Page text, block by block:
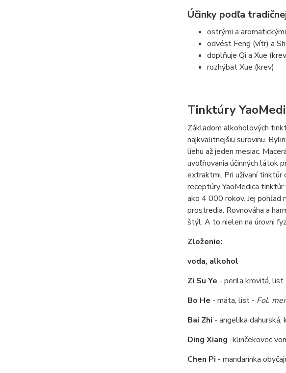
Účinky podľa
ostrými a
odvést Feng (vítr) a
doplňuje Qi a Xue
rozhýbat Xue (krev)
Tinktúry
Základom alkoholových
najkvalitnejšiu surovinu.
liehu až jeden mesiac.
uvoľňovania účinných látok
extraktmi. Pri užívaní tinktúr
receptúry YaoMedica
ako 4 000 rokov. Jej pohľad
prostredia. Rovnováha a
štýl. A to nielen na úrovni
Zloženie:
voda, alkohol
Zi Su Ye - perila krovitá, list
Bo He - mäta, list - Fol.
Bai Zhi - angelika dahurská,
Ding Xiang -klinčekovec
Chen Pi - mandarínka